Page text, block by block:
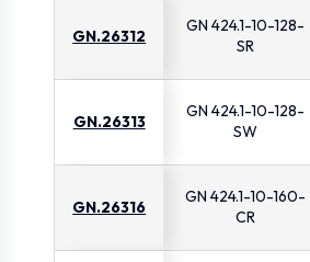
GN.26312
GN 424.1-10-128-
SR
GN.26313
GN 424.1-10-128-
SW
GN.26316
GN 424.1-10-160-
CR